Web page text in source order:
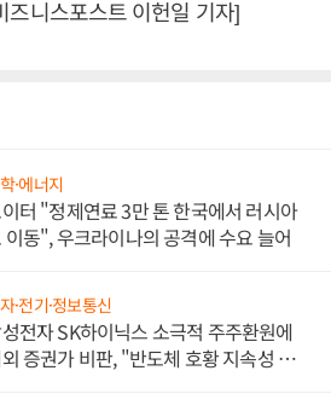
즈니스포스트 이헌일 기자]
·에너지
터 "정제연료 3만 톤 한국에서 러시아
이동", 우크라이나의 공격에 수요 늘어
·전기·정보통신
전자 SK하이닉스 소극적 주주환원에
증권가 비판, "반도체 호황 지속성 의